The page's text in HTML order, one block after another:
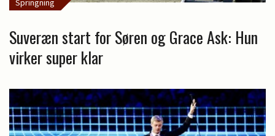
Springning
Suveræn start for Søren og Grace Ask: Hun
virker super klar